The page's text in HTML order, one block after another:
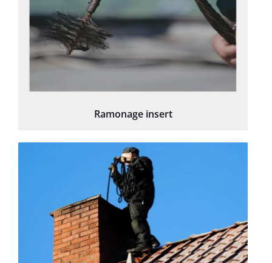
Ramonage insert